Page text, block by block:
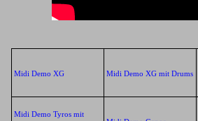
Midi Demo XG Midi Demo XG mit Drums
Midi Demo Tyros mit